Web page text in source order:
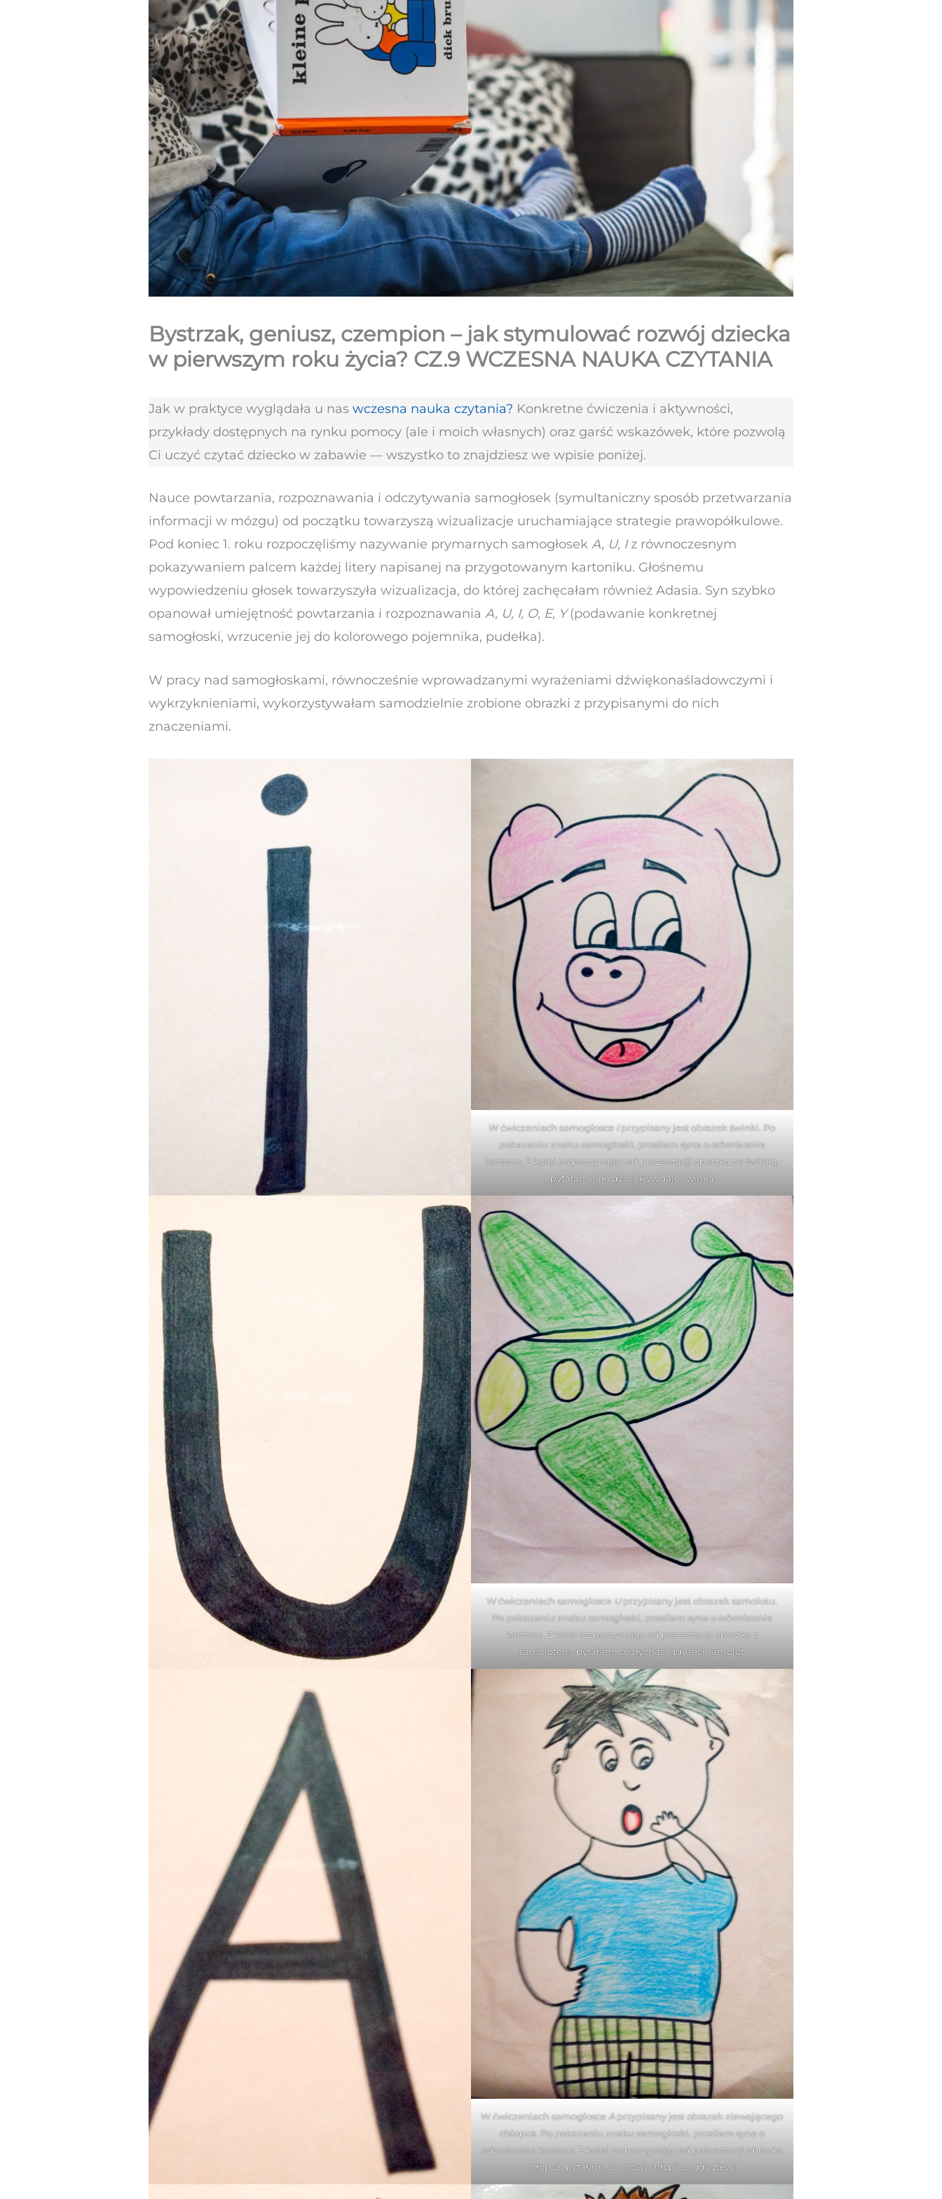
Bystrzak, geniusz, czempion – jak stymulować rozwój dziecka
w pierwszym roku życia? CZ.9 WCZESNA NAUKA CZYTANIA
Jak w praktyce wyglądała u naswczesna nauka czytania? Konkretne ćwiczenia i aktywności,
przykłady dostępnych na rynku pomocy (ale i moich własnych) oraz garść wskazówek, które pozwolą
Ci uczyć czytać dziecko w zabawie — wszystko to znajdziesz we wpisie poniżej.
Nauce powtarzania, rozpoznawania i odczytywania samogłosek (symultaniczny sposób przetwarzania
informacji w mózgu) od początku towarzyszą wizualizacje uruchamiające strategie prawopółkulowe.
Pod koniec 1. roku rozpoczęliśmy nazywanie prymarnych samogłosekA, U, Iz równoczesnym
pokazywaniem palcem każdej litery napisanej na przygotowanym kartoniku. Głośnemu
wypowiedzeniu głosek towarzyszyła wizualizacja, do której zachęcałam również Adasia. Syn szybko
opanował umiejętność powtarzania i rozpoznawaniaA, U, I, O, E, Y(podawanie konkretnej
samogłoski, wrzucenie jej do kolorowego pojemnika, pudełka).
W pracy nad samogłoskami, równocześnie wprowadzanymi wyrażeniami dźwiękonaśladowczymi i
wykrzyknieniami, wykorzystywałam samodzielnie zrobione obrazki z przypisanymi do nich
znaczeniami.
W ćwiczeniach samogłosce Iprzypisany jest obrazek świnki. Po
pokazaniu znaku samogłoski, prosiłam syna o odwrócenie
kartonu. Z kolei rozpoczynając od prezentacji obrazka ze świnką,
pytałam, jaki dźwięk wydaje świnka
W ćwiczeniach samogłosce Uprzypisany jest obrazek samolotu.
Po pokazaniu znaku samogłoski, prosiłam syna o odwrócenie
kartonu. Z kolei rozpoczynając od prezentacji obrazka z
samolotem, pytałam, co słychać, gdy leci samolot
W ćwiczeniach samogłosceAprzypisany jest obrazek ziewającego
chłopca. Po pokazaniu znaku samogłoski, prosiłam syna o
odwrócenie kartonu. Z kolei rozpoczynając od prezentacji obrazka
chłopca, pytałam, co mówi chłopiec, gdy ziewa